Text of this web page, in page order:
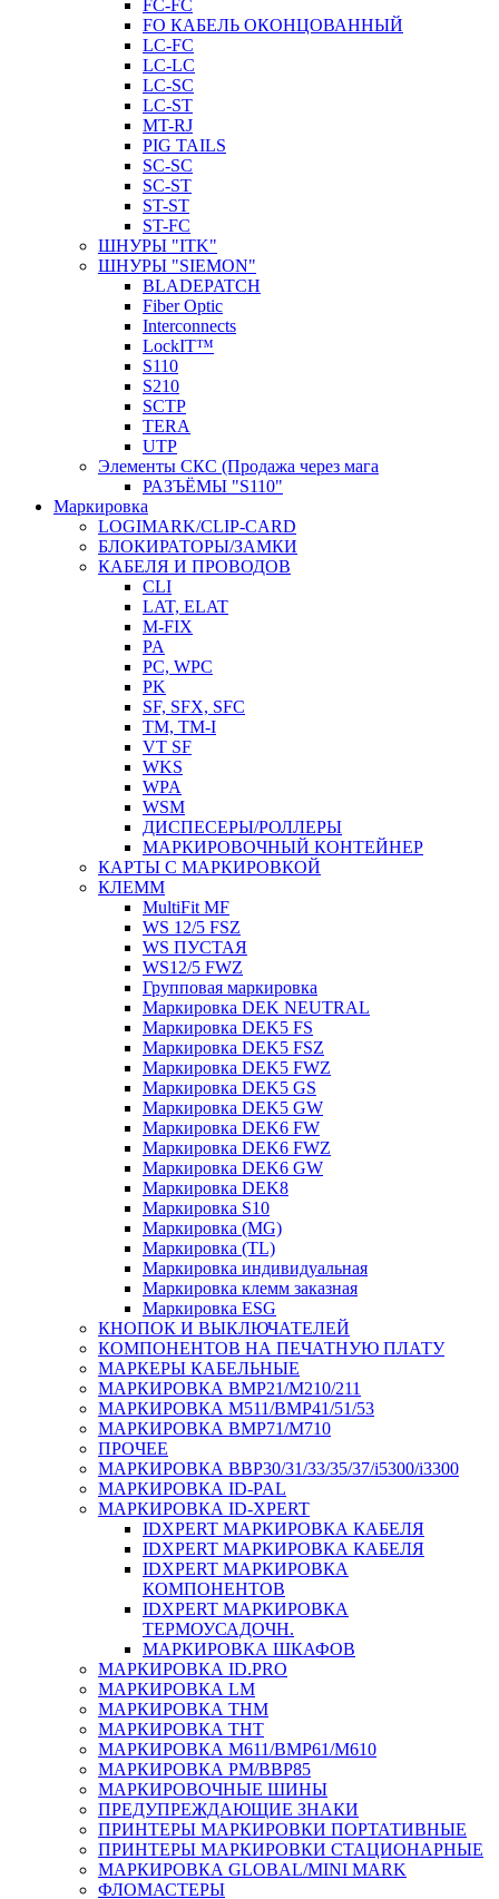
FC-FC
FO КАБЕЛЬ ОКОНЦОВАННЫЙ
LC-FC
LC-LC
LC-SC
LС-ST
MT-RJ
PIG TAILS
SC-SC
SC-ST
ST-ST
ST-FC
ШНУРЫ "ITK"
ШНУРЫ "SIEMON"
BLADEPATCH
Fiber Optic
Interconnects
LockIT™
S110
S210
SCTP
TERA
UTP
Элементы СКС (Продажа через мага
РАЗЪЁМЫ "S110"
Маркировка
LOGIMARK/CLIP-CARD
БЛОКИРАТОРЫ/ЗАМКИ
КАБЕЛЯ И ПРОВОДОВ
CLI
LAT, ELAT
M-FIX
PA
PC, WРС
PK
SF, SFX, SFC
TM, TM-I
VT SF
WKS
WPA
WSM
ДИСПЕСЕРЫ/РОЛЛЕРЫ
МАРКИРОВОЧНЫЙ КОНТЕЙНЕР
КАРТЫ С МАРКИРОВКОЙ
КЛЕММ
MultiFit MF
WS 12/5 FSZ
WS ПУСТАЯ
WS12/5 FWZ
Групповая маркировка
Маркировка DEK NEUTRAL
Маркировка DEK5 FS
Маркировка DEK5 FSZ
Маркировка DEK5 FWZ
Маркировка DEK5 GS
Маркировка DEK5 GW
Маркировка DEK6 FW
Маркировка DEK6 FWZ
Маркировка DEK6 GW
Маркировка DEK8
Маркировка S10
Маркировка (MG)
Маркировка (TL)
Маркировка индивидуальная
Маркировка клемм заказная
Маркировка ESG
КНОПОК И ВЫКЛЮЧАТЕЛЕЙ
КОМПОНЕНТОВ НА ПЕЧАТНУЮ ПЛАТУ
МАРКЕРЫ КАБЕЛЬНЫЕ
МАРКИРОВКА BMP21/M210/211
МАРКИРОВКА M511/BMP41/51/53
МАРКИРОВКА BMP71/M710
ПРОЧЕЕ
МАРКИРОВКА BBP30/31/33/35/37/i5300/i3300
МАРКИРОВКА ID-PAL
МАРКИРОВКА ID-XPERT
IDXPERT МАРКИРОВКА КАБЕЛЯ
IDXPERT МАРКИРОВКА КАБЕЛЯ
IDXPERT МАРКИРОВКА
КОМПОНЕНТОВ
IDXPERT МАРКИРОВКА
ТЕРМОУСАДОЧН.
МАРКИРОВКА ШКАФОВ
МАРКИРОВКА ID.PRO
МАРКИРОВКА LM
МАРКИРОВКА THM
МАРКИРОВКА THT
МАРКИРОВКА M611/BMP61/M610
МАРКИРОВКА PM/BBP85
МАРКИРОВОЧНЫЕ ШИНЫ
ПРЕДУПРЕЖДАЮЩИЕ ЗНАКИ
ПРИНТЕРЫ МАРКИРОВКИ ПОРТАТИВНЫЕ
ПРИНТЕРЫ МАРКИРОВКИ СТАЦИОНАРНЫЕ
МАРКИРОВКА GLOBAL/MINI MARK
ФЛОМАСТЕРЫ